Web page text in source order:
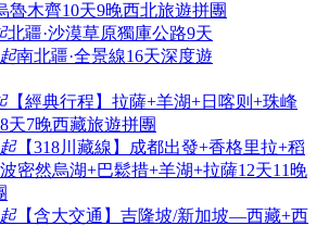
魯木齊10天9晚西北旅遊拼團
北疆·沙漠草原獨庫公路9天
南北疆·全景線16天深度遊
【經典行程】拉薩+羊湖+日喀则+珠峰
天7晚西藏旅遊拼團
【318川藏線】成都出發+香格里拉+稻
密然烏湖+巴鬆措+羊湖+拉薩12天11晚
【含大交通】吉隆坡/新加坡—西藏+西